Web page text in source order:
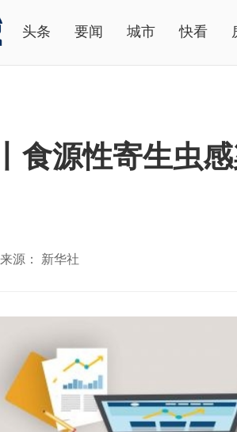
头条 要闻 城市 快看
食源性寄生虫
源： 新华社